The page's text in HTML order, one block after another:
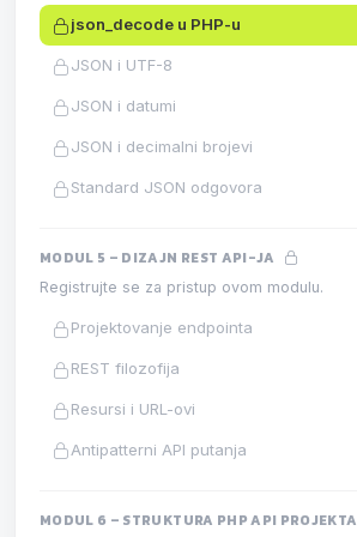
json_decode u PHP-u
JSON i UTF-8
JSON i datumi
JSON i decimalni brojevi
Standard JSON odgovora
MODUL 5 – DIZAJN REST API-JA
Registrujte se za pristup ovom modulu.
Projektovanje endpointa
REST filozofija
Resursi i URL-ovi
Antipatterni API putanja
MODUL 6 – STRUKTURA PHP API PROJEKTA